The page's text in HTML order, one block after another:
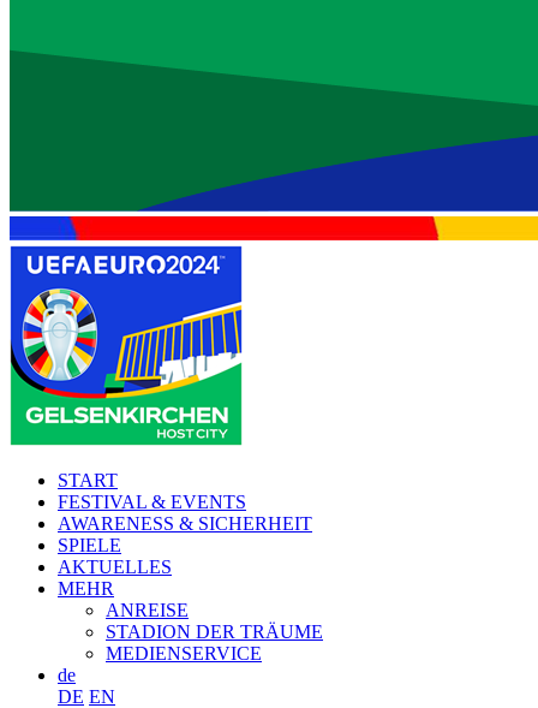
START
FESTIVAL & EVENTS
AWARENESS & SICHERHEIT
SPIELE
AKTUELLES
MEHR
ANREISE
STADION DER TRÄUME
MEDIENSERVICE
de
DE EN